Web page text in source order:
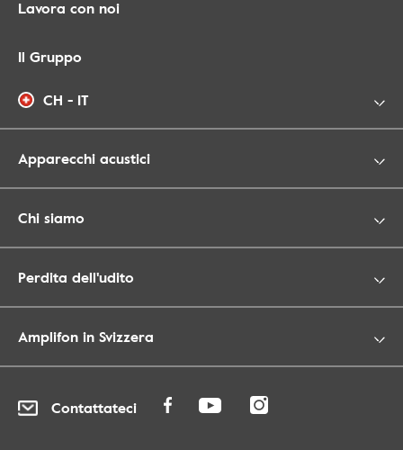
Lavora con noi
Il Gruppo
CH - IT
Apparecchi acustici
Chi siamo
Perdita dell'udito
Amplifon in Svizzera
Contattateci